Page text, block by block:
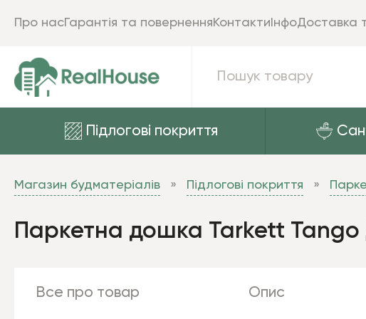
Підлогові покриття
Про насГарантія та поверненняКонтакти ІнфоДоставка
Магазин будматеріалів Підлогові покриття
Паркетна дошка Tarkett
Все про товар Опис